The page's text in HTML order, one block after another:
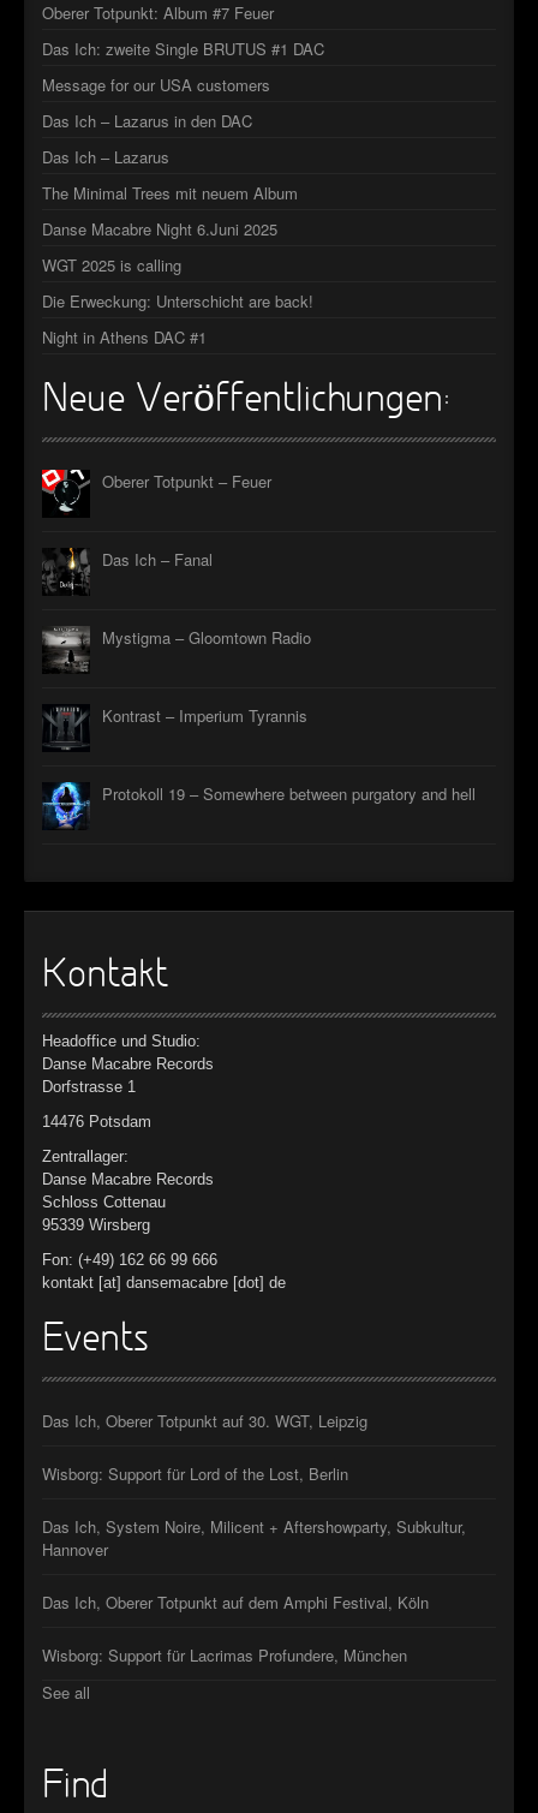
►
►
►
►
►
Oberer Totpunkt: Album #7 Feuer
Das Ich: zweite Single BRUTUS #1 DAC
Message for our USA customers
Das Ich – Lazarus in den DAC
Das Ich – Lazarus
The Minimal Trees mit neuem Album
Danse Macabre Night 6.Juni 2025
WGT 2025 is calling
Die Erweckung: Unterschicht are back!
Night in Athens DAC #1
Neue Veröffentlichungen:
Oberer Totpunkt – Feuer
Das Ich – Fanal
Mystigma – Gloomtown Radio
Kontrast – Imperium Tyrannis
Protokoll 19 – Somewhere between purgatory and hell
Kontakt
Headoffice und Studio:
Danse Macabre Records
Dorfstrasse 1
14476 Potsdam
Zentrallager:
Danse Macabre Records
Schloss Cottenau
95339 Wirsberg
Fon: (+49) 162 66 99 666
kontakt [at] dansemacabre [dot] de
Events
Das Ich, Oberer Totpunkt auf 30. WGT, Leipzig
Wisborg: Support für Lord of the Lost, Berlin
Das Ich, System Noire, Milicent + Aftershowparty, Subkultur,
Hannover
Das Ich, Oberer Totpunkt auf dem Amphi Festival, Köln
Wisborg: Support für Lacrimas Profundere, München
See all
Find